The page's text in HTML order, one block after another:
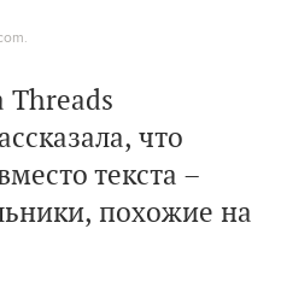
Threads
что
текста –
похожие на